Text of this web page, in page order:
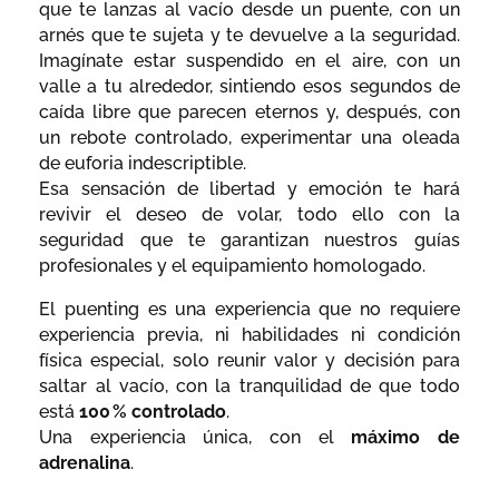
que te lanzas al vacío desde un puente, con un
arnés que te sujeta y te devuelve a la seguridad.
Imagínate estar suspendido en el aire, con un
valle a tu alrededor, sintiendo esos segundos de
caída libre que parecen eternos y, después, con
un rebote controlado, experimentar una oleada
de euforia indescriptible.
Esa sensación de libertad y emoción te hará
revivir el deseo de volar, todo ello con la
seguridad que te garantizan nuestros guías
profesionales y el equipamiento homologado.
El puenting es una experiencia que no requiere
experiencia previa, ni habilidades ni condición
física especial, solo reunir valor y decisión para
saltar al vacío, con la tranquilidad de que todo
está100 % controlado.
Una experiencia única, con el máximo de
adrenalina.